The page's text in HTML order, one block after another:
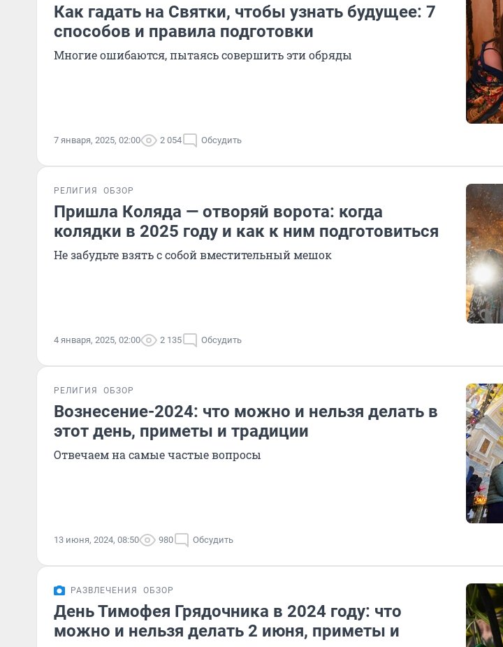
Как гадать на Святки, чтобы узнать будущее: 7
способов и правила подготовки
Многие ошибаются, пытаясь совершить эти обряды
7 января, 2025, 02:00 2 054 Обсудить
РЕЛИГИЯ ОБЗОР
Пришла Коляда — отворяй ворота: когда
колядки в 2025 году и как к ним подготовиться
Не забудьте взять с собой вместительный мешок
4 января, 2025, 02:00 2 135 Обсудить
РЕЛИГИЯ ОБЗОР
Вознесение-2024: что можно и нельзя делать в
этот день, приметы и традиции
Отвечаем на самые частые вопросы
13 июня, 2024, 08:50 980 Обсудить
РАЗВЛЕЧЕНИЯ ОБЗОР
День Тимофея Грядочника в 2024 году: что
можно и нельзя делать 2 июня, приметы и